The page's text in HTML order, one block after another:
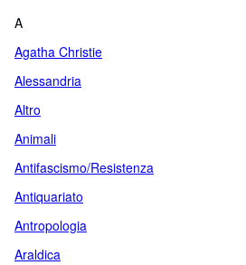
A
Agatha Christie
Alessandria
Altro
Animali
Antifascismo/Resistenza
Antiquariato
Antropologia
Araldica